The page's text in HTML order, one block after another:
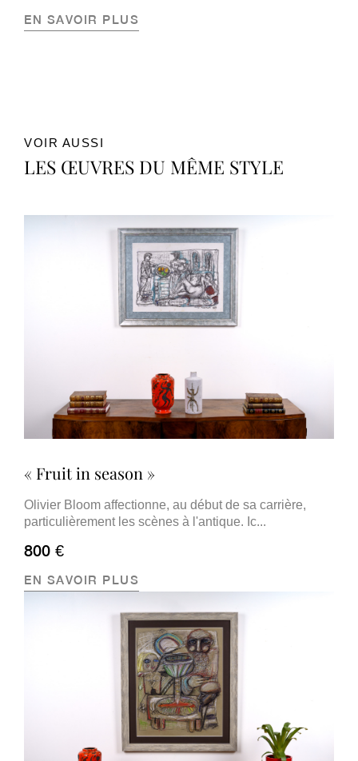
EN SAVOIR PLUS
VOIR AUSSI
LES ŒUVRES DU MÊME STYLE
« Fruit in season »
Olivier Bloom affectionne, au début de sa carrière,
particulièrement les scènes à l'antique. Ic...
800 €
EN SAVOIR PLUS